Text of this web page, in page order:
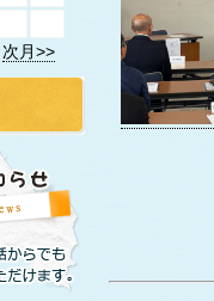
次月>>